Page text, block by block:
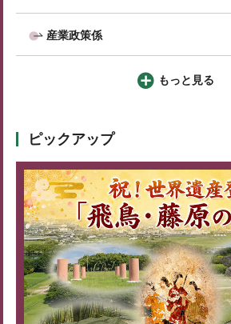
産業政策係
もっと見る
ピックアップ